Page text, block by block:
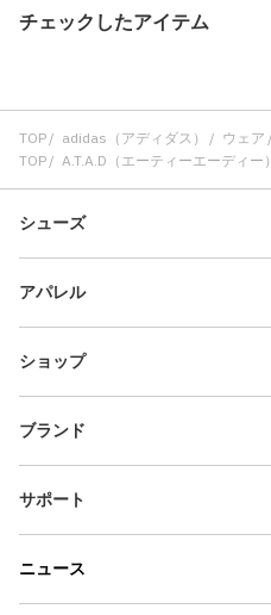
チェックしたアイテム
TOP adidas（アディダス） ウェア
TOP
A.T.A.D（エーティーエーディー）
シューズ
アパレル
ショップ
ブランド
サポート
ニュース